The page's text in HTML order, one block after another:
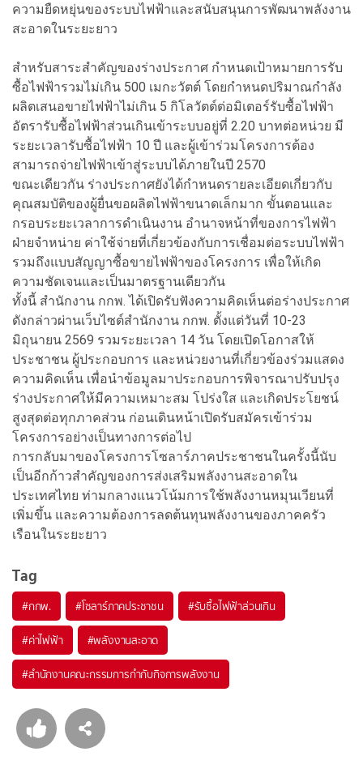
ความยืดหยุ่นของระบบไฟฟ้าและสนับสนุนการพัฒนาพลังงาน
สะอาดในระยะยาว
สำหรับสาระสำคัญของร่างประกาศ กำหนดเป้าหมายการรับ
ซื้อไฟฟ้ารวมไม่เกิน 500 เมกะวัตต์ โดยกำหนดปริมาณกำลัง
ผลิตเสนอขายไฟฟ้าไม่เกิน 5 กิโลวัตต์ต่อมิเตอร์รับซื้อไฟฟ้า
อัตรารับซื้อไฟฟ้าส่วนเกินเข้าระบบอยู่ที่ 2.20 บาทต่อหน่วย มี
ระยะเวลารับซื้อไฟฟ้า 10 ปี และผู้เข้าร่วมโครงการต้อง
สามารถจ่ายไฟฟ้าเข้าสู่ระบบได้ภายในปี 2570
ขณะเดียวกัน ร่างประกาศยังได้กำหนดรายละเอียดเกี่ยวกับ
คุณสมบัติของผู้ยื่นขอผลิตไฟฟ้าขนาดเล็กมาก ขั้นตอนและ
กรอบระยะเวลาการดำเนินงาน อำนาจหน้าที่ของการไฟฟ้า
ฝ่ายจำหน่าย ค่าใช้จ่ายที่เกี่ยวข้องกับการเชื่อมต่อระบบไฟฟ้า
รวมถึงแบบสัญญาซื้อขายไฟฟ้าของโครงการ เพื่อให้เกิด
ความชัดเจนและเป็นมาตรฐานเดียวกัน
ทั้งนี้ สำนักงาน กกพ. ได้เปิดรับฟังความคิดเห็นต่อร่างประกาศ
ดังกล่าวผ่านเว็บไซต์สำนักงาน กกพ. ตั้งแต่วันที่ 10-23
มิถุนายน 2569 รวมระยะเวลา 14 วัน โดยเปิดโอกาสให้
ประชาชน ผู้ประกอบการ และหน่วยงานที่เกี่ยวข้องร่วมแสดง
ความคิดเห็น เพื่อนำข้อมูลมาประกอบการพิจารณาปรับปรุง
ร่างประกาศให้มีความเหมาะสม โปร่งใส และเกิดประโยชน์
สูงสุดต่อทุกภาคส่วน ก่อนเดินหน้าเปิดรับสมัครเข้าร่วม
โครงการอย่างเป็นทางการต่อไป
การกลับมาของโครงการโซลาร์ภาคประชาชนในครั้งนี้นับ
เป็นอีกก้าวสำคัญของการส่งเสริมพลังงานสะอาดใน
ประเทศไทย ท่ามกลางแนวโน้มการใช้พลังงานหมุนเวียนที่
เพิ่มขึ้น และความต้องการลดต้นทุนพลังงานของภาคครัว
เรือนในระยะยาว
Tag
#กกพ. #โซลาร์ภาคประชาชน #รับซื้อไฟฟ้าส่วนเกิน
#ค่าไฟฟ้า #พลังงานสะอาด
#สำนักงานคณะกรรมการกำกับกิจการพลังงาน